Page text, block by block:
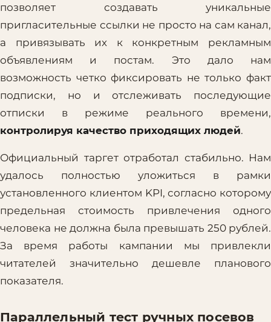
позволяет создавать уникальные
пригласительные ссылки не просто на сам канал,
а привязывать их к конкретным рекламным
объявлениям и постам. Это дало нам
возможность четко фиксировать не только факт
подписки, но и отслеживать последующие
отписки в режиме реального времени,
контролируя качество приходящих людей.
Официальный таргет отработал стабильно. Нам
удалось полностью уложиться в рамки
установленного клиентом KPI, согласно которому
предельная стоимость привлечения одного
человека не должна была превышать 250 рублей.
За время работы кампании мы привлекли
читателей значительно дешевле планового
показателя.
Параллельный тест ручных посевов